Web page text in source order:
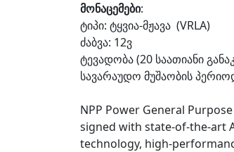
მონაცემები:
ტიპი: ტყვია-მჟავა (VRLA)
ძაბვა: 12ვ
ტევადობა (20 საათიანი
სავარაუდო მუშაობის
NPP Power General
signed with state-of-the-art
technology, high-